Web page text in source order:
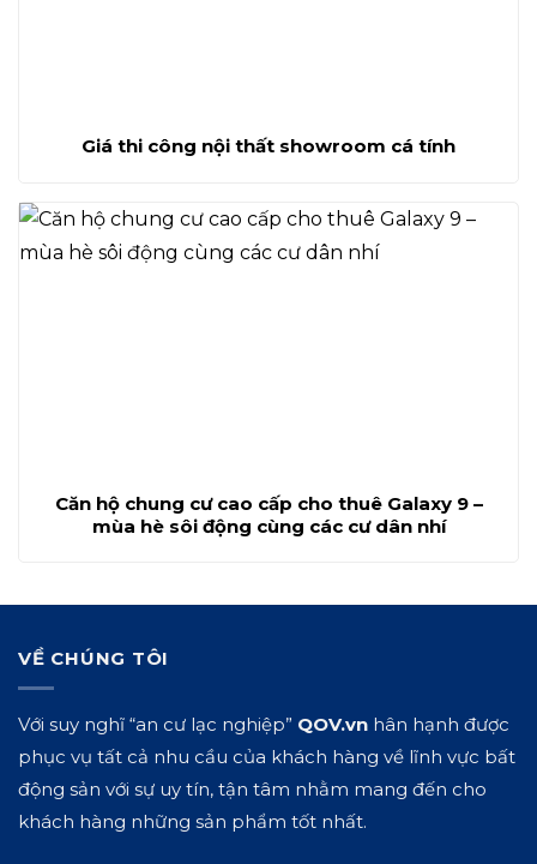
Giá thi công nội thất showroom cá tính
Căn hộ chung cư cao cấp cho thuê Galaxy 9 –
mùa hè sôi động cùng các cư dân nhí
VỀ CHÚNG TÔI
Với suy nghĩ “an cư lạc nghiệp” QOV.vn hân hạnh được
phục vụ tất cả nhu cầu của khách hàng về lĩnh vực bất
động sản với sự uy tín, tận tâm nhằm mang đến cho
khách hàng những sản phẩm tốt nhất.